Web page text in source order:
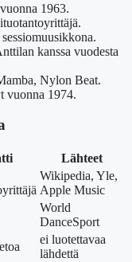
1963.
kanssa vuodesta
Nylon Beat.
vuonna 1974.
Lähteet
Wikipedia, Yle,
Apple Music
World
DanceSport
ei luotettavaa
lähdettä